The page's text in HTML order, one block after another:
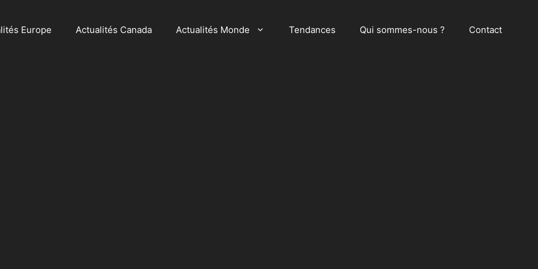
Europe Actualités Canada Actualités Monde Tendances Qui sommes-nous ? Contact